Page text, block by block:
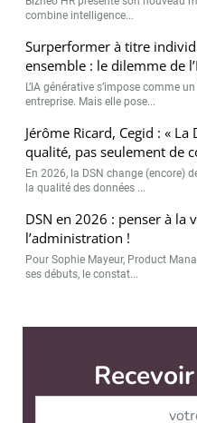
combine intelligence...
Surperformer à titre
ensemble : le dilemme de
L’IA générative s’impose comme
entreprise. Mais elle pose...
Jérôme Ricard, Cegid : «
qualité, pas seulement de
En 2026, la DSN change (encore)
la qualité des données ...
DSN en 2026 : penser à la
l’administration !
Pour Sophie Mayeur, Product
ses débuts, le constat...
RH Matin